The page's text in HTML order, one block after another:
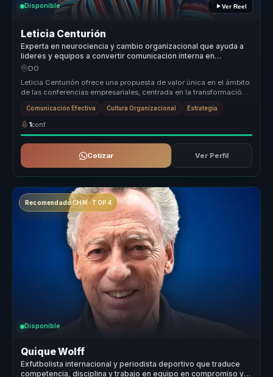
Disponible Ver Reel
Leticia Centurión
Experta en neurociencia y cambio organizacional que ayuda a
lideres y equipos a convertir comunicacion interna en
cohesion, criterio y ventaja competitiva.
DO
Leticia Centurión ofrece una propuesta de valor única en el ámbito
de las conferencias empresariales, centrada en la transformación
organ...
Comunicación Efectiva Cultura Organizacional Estrategia
1conf.
Cotizar Ver Perfil
Recomendado CHM · TOP 4
Disponible
Quique Wolff
Exfutbolista internacional y periodista deportivo que traduce
competencia, disciplina y trabajo en equipo en compromiso y